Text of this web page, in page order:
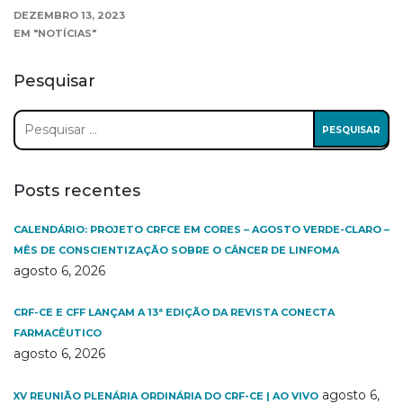
DEZEMBRO 13, 2023
EM "NOTÍCIAS"
Pesquisar
Pesquisar
por:
Posts recentes
CALENDÁRIO: PROJETO CRFCE EM CORES – AGOSTO VERDE-CLARO –
MÊS DE CONSCIENTIZAÇÃO SOBRE O CÂNCER DE LINFOMA
agosto 6, 2026
CRF-CE E CFF LANÇAM A 13ª EDIÇÃO DA REVISTA CONECTA
FARMACÊUTICO
agosto 6, 2026
XV REUNIÃO PLENÁRIA ORDINÁRIA DO CRF-CE | AO VIVO agosto 6,